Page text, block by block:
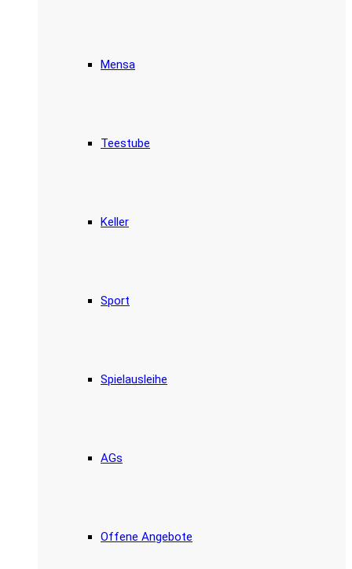
Mensa
Teestube
Keller
Sport
Spielausleihe
AGs
Offene Angebote